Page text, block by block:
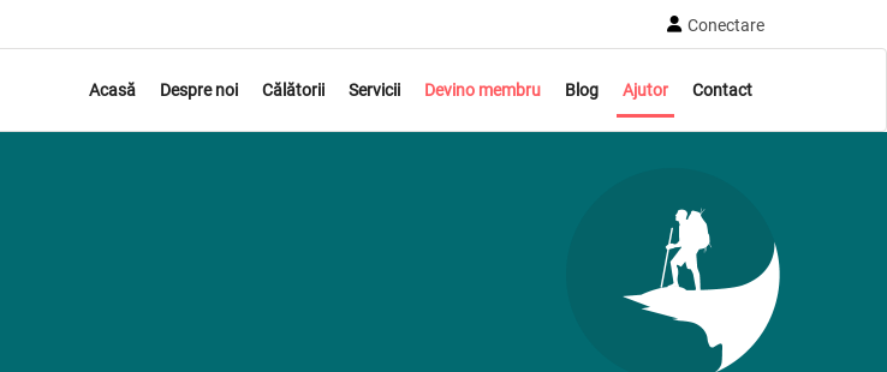
Conectare
Acasă Despre noi Călătorii Servicii Devino membru Blog Ajutor Contact